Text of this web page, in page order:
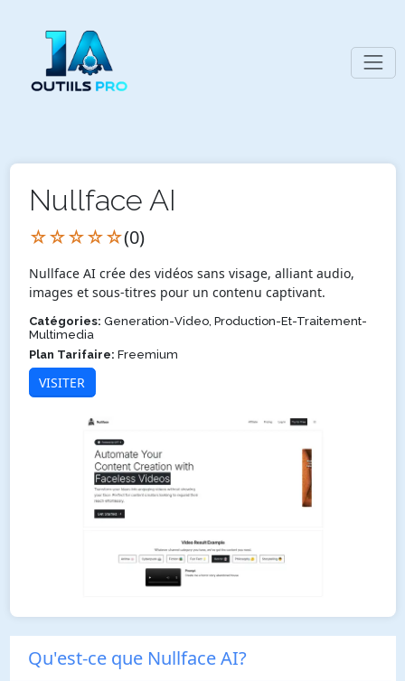
Nullface AI
☆☆☆☆☆(0)
Nullface AI crée des vidéos sans visage, alliant audio,
images et sous-titres pour un contenu captivant.
Catégories: Generation-Video, Production-Et-Traitement-
Multimedia
Plan Tarifaire: Freemium
VISITER
Qu'est-ce que Nullface AI?